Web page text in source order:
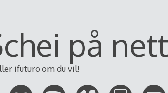
på nett
ifuturo om du vil!